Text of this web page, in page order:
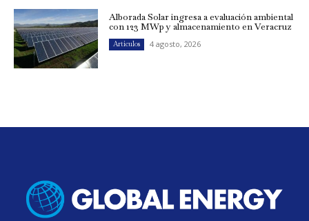
Alborada Solar ingresa a evaluación ambiental
con 123 MWp y almacenamiento en Veracruz
Artículos 4 agosto, 2026